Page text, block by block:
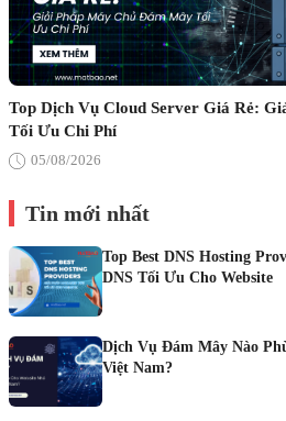
Top Dịch Vụ Cloud Server Giá Rẻ:
Tối Ưu Chi Phí
05/08/2026
Tin mới nhất
Top Best DNS Hosting
DNS Tối Ưu Cho Website
Dịch Vụ Đám Mây Nào
Việt Nam?